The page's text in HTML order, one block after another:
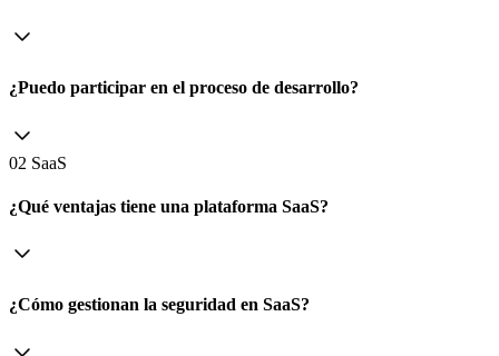
¿Puedo participar en el proceso de desarrollo?
02 SaaS
¿Qué ventajas tiene una plataforma SaaS?
¿Cómo gestionan la seguridad en SaaS?